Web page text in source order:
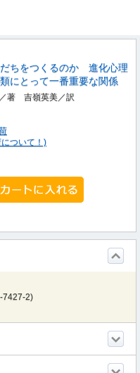
ちをつくるのか 進化心理
にとって一番重要な関係
著 吉嶺英美／訳
ついて！)
7427-2)